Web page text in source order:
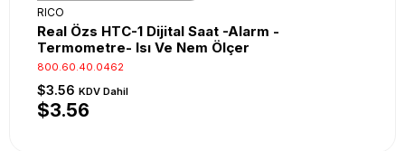
RICO
Real Özs HTC-1 Dijital Saat -Alarm -
Termometre- Isı Ve Nem Ölçer
800.60.40.0462
$3.56 KDV Dahil
$3.56